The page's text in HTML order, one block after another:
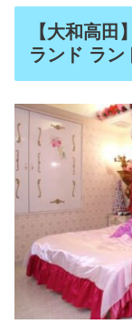
【大和高
ランド ラン